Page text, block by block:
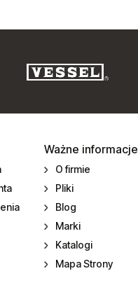
Ważne informacje
O firmie
Pliki
Blog
Marki
Katalogi
Mapa Strony